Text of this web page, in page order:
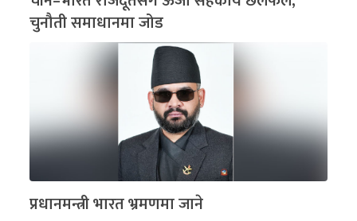
चुनौती समाधानमा जोड
प्रधानमन्त्री भारत भ्रमणमा जाने